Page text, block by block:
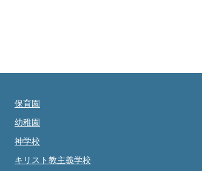
保育園
幼稚園
神学校
キリスト教主義学校